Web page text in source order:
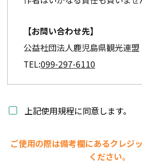
【お問い合わせ先】
公益社団法人鹿児島県観光連盟
TEL:099-297-6110
上記使用規程に同意します。
ご使用の際は備考欄にあるクレジ
ください。